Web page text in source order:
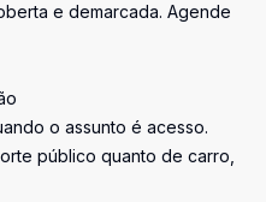
e demarcada. Agende
o assunto é acesso.
público quanto de carro,